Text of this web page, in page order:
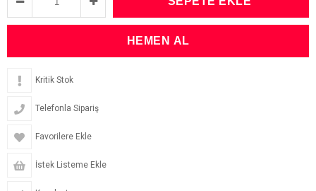
Kritik Stok
Telefonla Sipariş
Favorilere Ekle
İstek Listeme Ekle